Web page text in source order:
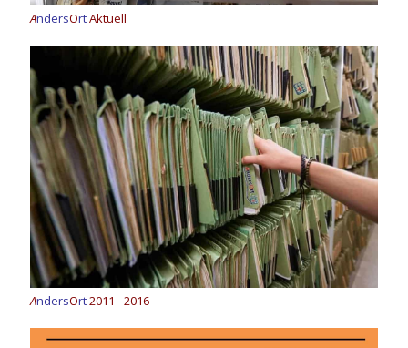
AndersOrtAktuell
AndersOrt2011 - 2016